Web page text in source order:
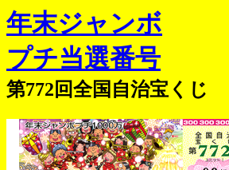
年末ジャンボ
プチ当選番号
第772回全国自治宝くじ